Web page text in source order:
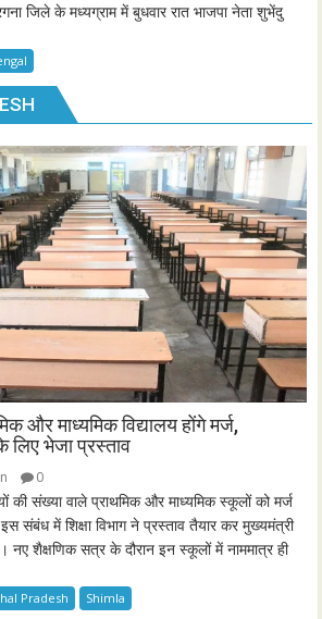
जिले के मध्यग्राम में बुधवार रात भाजपा नेता शुभेंदु
और माध्यमिक विद्यालय होंगे मर्ज,
लिए भेजा प्रस्ताव
0
की संख्या वाले प्राथमिक और माध्यमिक स्कूलों को मर्ज
संबंध में शिक्षा विभाग ने प्रस्ताव तैयार कर मुख्यमंत्री
नए शैक्षणिक सत्र के दौरान इन स्कूलों में नाममात्र ही
Pradesh Shimla